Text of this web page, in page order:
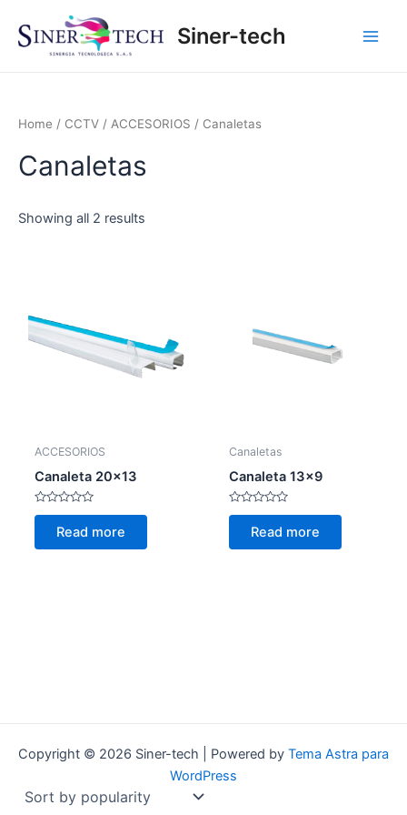
contenido
Siner-tech
Home / CCTV / ACCESORIOS / Canaletas
Canaletas
Showing all 2 results
ACCESORIOS
Canaleta 20×13
Rated
of
Read more
Canaletas
Canaleta 13×9
Rated
of
Read more
Copyright © 2026 Siner-tech | Powered by Tema Astra para
WordPress